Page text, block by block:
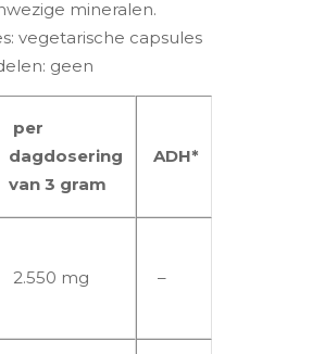
mineralen.
vegetarische capsules
geen
per
dagdosering
van 3 gram
ADH*
2.550 mg –